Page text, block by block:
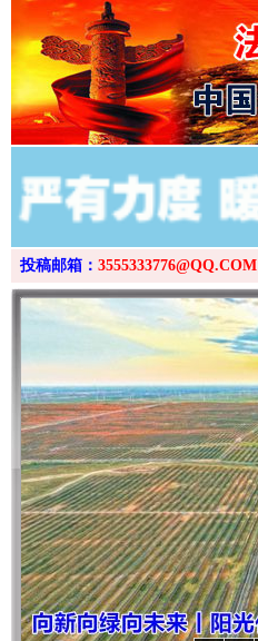
投稿邮箱： 3555333776@QQ.COM